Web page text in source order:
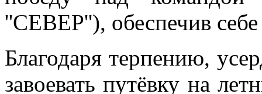
''СЕВЕР''), обеспечив
Благодаря терпению,
завоевать путёвку на